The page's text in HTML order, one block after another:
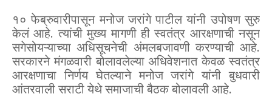
१० फेब्रुवारीपासून मनोज जरांगे पाटील यांनी उपोषण सुरु
केलं आहे. त्यांची मुख्य मागणी ही स्वतंत्र आरक्षणाची नसून
सगेसोयऱ्याच्या अधिसूचनेची अंमलबजावणी करण्याची आहे.
सरकारने मंगळवारी बोलावलेल्या अधिवेशनात केवळ स्वतंत्र
आरक्षणाचा निर्णय घेतल्याने मनोज जरांगे यांनी बुधवारी
आंतरवाली सराटी येथे समाजाची बैठक बोलावली आहे.